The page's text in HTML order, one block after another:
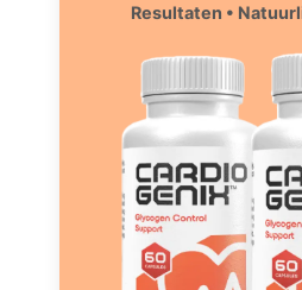
Resultaten •